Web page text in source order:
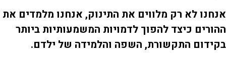
אנחנו לא רק מלווים את התינוק, אנחנו מלמדים את
ההורים כיצד להפוך לדמויות המשמעותיות ביותר
בקידום התקשורת, השפה והלמידה של ילדם.